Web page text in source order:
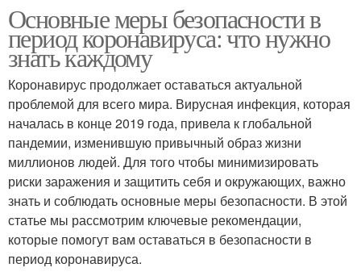
Основные меры безопасности в
период коронавируса: что нужно
знать каждому
Коронавирус продолжает оставаться актуальной
проблемой для всего мира. Вирусная инфекция, которая
началась в конце 2019 года, привела к глобальной
пандемии, изменившую привычный образ жизни
миллионов людей. Для того чтобы минимизировать
риски заражения и защитить себя и окружающих, важно
знать и соблюдать основные меры безопасности. В этой
статье мы рассмотрим ключевые рекомендации,
которые помогут вам оставаться в безопасности в
период коронавируса.